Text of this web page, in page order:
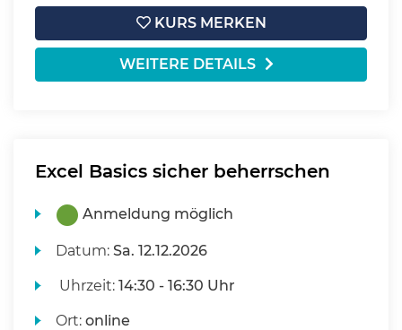
KURS MERKEN
WEITERE DETAILS
Excel Basics sicher beherrschen
Anmeldung möglich
Datum:Sa. 12.12.2026
Uhrzeit:14:30 - 16:30 Uhr
Ort:online